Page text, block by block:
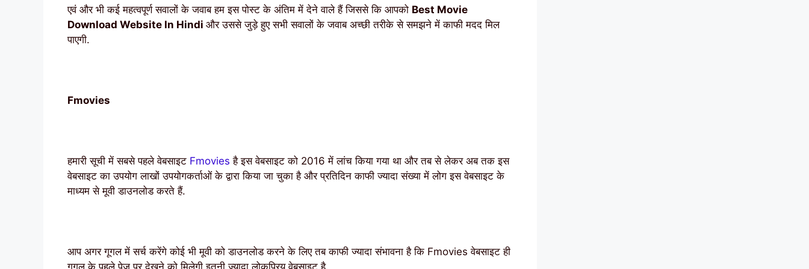
एवं और भी कई महत्वपूर्ण सवालों के जवाब हम इस पोस्ट के अंतिम में देने वाले हैं जिससे कि आपको Best Movie
Download Website In Hindi और उससे जुड़े हुए सभी सवालों के जवाब अच्छी तरीके से समझने में काफी मदद मिल
पाएगी.
Fmovies
हमारी सूची में सबसे पहले वेबसाइट Fmovies है इस वेबसाइट को 2016 में लांच किया गया था और तब से लेकर अब तक इस
वेबसाइट का उपयोग लाखों उपयोगकर्ताओं के द्वारा किया जा चुका है और प्रतिदिन काफी ज्यादा संख्या में लोग इस वेबसाइट के
माध्यम से मूवी डाउनलोड करते हैं.
आप अगर गूगल में सर्च करेंगे कोई भी मूवी को डाउनलोड करने के लिए तब काफी ज्यादा संभावना है कि Fmovies वेबसाइट ही